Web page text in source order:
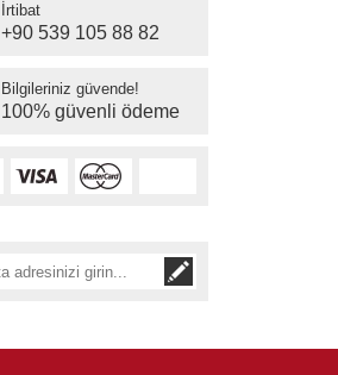
İrtibat
+90 539 105 88 82
Bilgileriniz güvende!
100% güvenli ödeme